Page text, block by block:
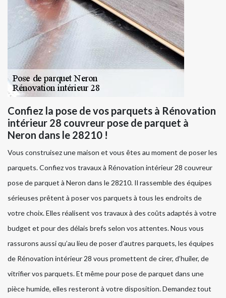
Confiez la pose de vos parquets à Rénovation
intérieur 28 couvreur pose de parquet à
Neron dans le 28210 !
Vous construisez une maison et vous êtes au moment de poser les
parquets. Confiez vos travaux à Rénovation intérieur 28 couvreur
pose de parquet à Neron dans le 28210. Il rassemble des équipes
sérieuses prêtent à poser vos parquets à tous les endroits de
votre choix. Elles réalisent vos travaux à des coûts adaptés à votre
budget et pour des délais brefs selon vos attentes. Nous vous
rassurons aussi qu’au lieu de poser d’autres parquets, les équipes
de Rénovation intérieur 28 vous promettent de cirer, d’huiler, de
vitrifier vos parquets. Et même pour pose de parquet dans une
pièce humide, elles resteront à votre disposition. Demandez tout